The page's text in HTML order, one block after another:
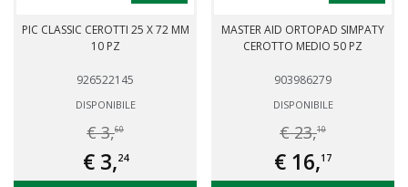
PIC CLASSIC CEROTTI 25 X 72 MM
10 PZ
926522145
DISPONIBILE
€ 3,60
€ 3,24
MASTER AID ORTOPAD SIMPATY
CEROTTO MEDIO 50 PZ
903986279
DISPONIBILE
€ 23,10
€ 16,17